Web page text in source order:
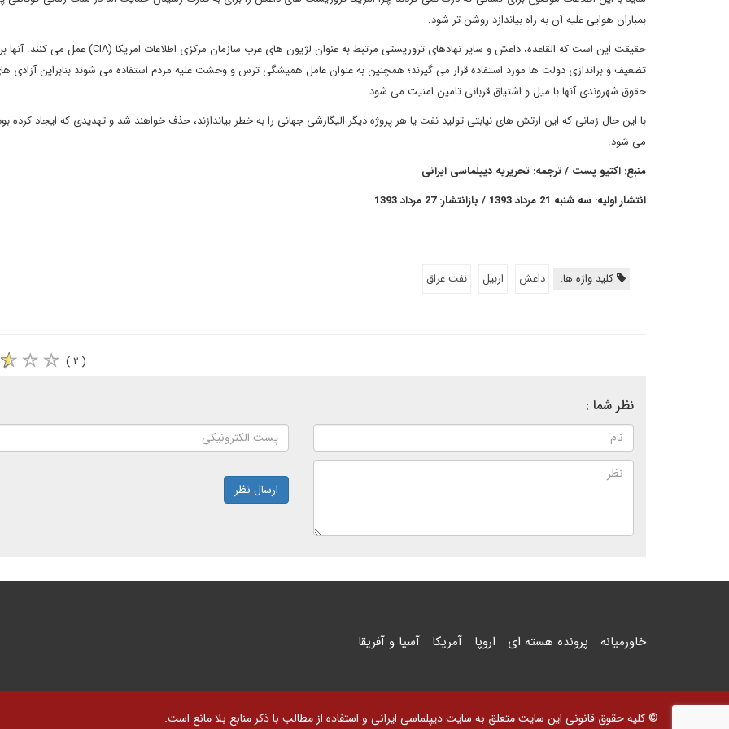
بمباران هوایی علیه آن به راه بیاندازد روشن تر شود.
حقیقت این است که القاعده، داعش و سایر نهادهای تروریستی مرتبط به عنوان لژیون های عرب سازمان مرکزی اطلاعات امریکا (CIA) عمل می کنند. آنها
تضعیف و براندازی دولت ها مورد استفاده قرار می گیرند؛ همچنین به عنوان عامل همیشگی ترس و وحشت علیه مردم استفاده می شوند بنابراین آزادی
حقوق شهروندی آنها با میل و اشتیاق قربانی تامین امنیت می شود.
با این حال زمانی که این ارتش های نیابتی تولید نفت یا هر پروژه دیگر الیگارشی جهانی را به خطر بیاندازند، حذف خواهند شد و تهدیدی که ایجاد کرده
می شود.
منبع: اکتیو پست / ترجمه: تحریریه دیپلماسی ایرانی
انتشار اولیه: سه شنبه 21 مرداد 1393 / بازانتشار: 27 مرداد 1393
کلید واژه ها: داعش اربیل نفت عراق
( ۲ )
نظر شما :
ارسال نظر
خاورمیانه پرونده هسته ای اروپا آمریکا آسیا و آفریقا
© کلیه حقوق قانونی این سایت متعلق به سایت دیپلماسی ایرانی و استفاده از مطالب با ذکر منابع بلا مانع است.